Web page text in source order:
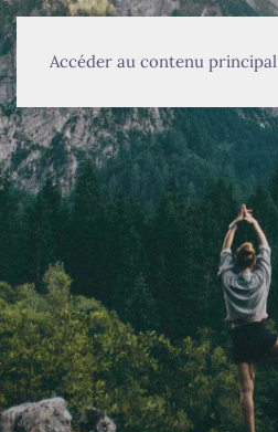
Accéder au contenu principal